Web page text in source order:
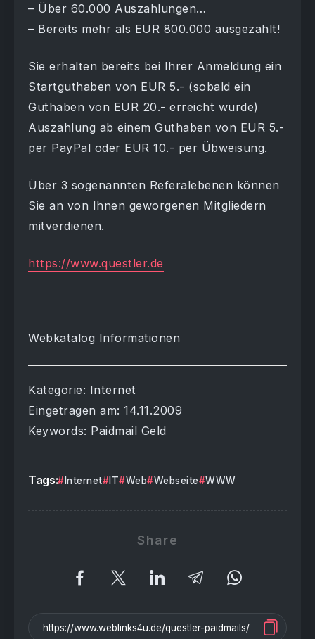
– Über 60.000 Auszahlungen…
– Bereits mehr als EUR 800.000 ausgezahlt!
Sie erhalten bereits bei Ihrer Anmeldung ein
Startguthaben von EUR 5.- (sobald ein
Guthaben von EUR 20.- erreicht wurde)
Auszahlung ab einem Guthaben von EUR 5.-
per PayPal oder EUR 10.- per Übweisung.
Über 3 sogenannten Referalebenen können
Sie an von Ihnen geworgenen Mitgliedern
mitverdienen.
https://www.questler.de
Webkatalog Informationen
Kategorie: Internet
Eingetragen am: 14.11.2009
Keywords: Paidmail Geld
Tags: Internet IT Web Webseite WWW
Share